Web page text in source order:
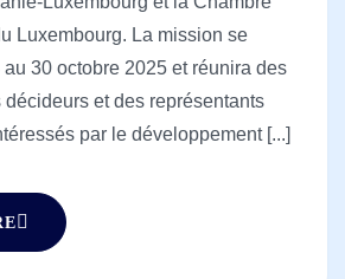
Luxembourg. La mission se
30 octobre 2025 et réunira des
et des représentants
par le développement [...]